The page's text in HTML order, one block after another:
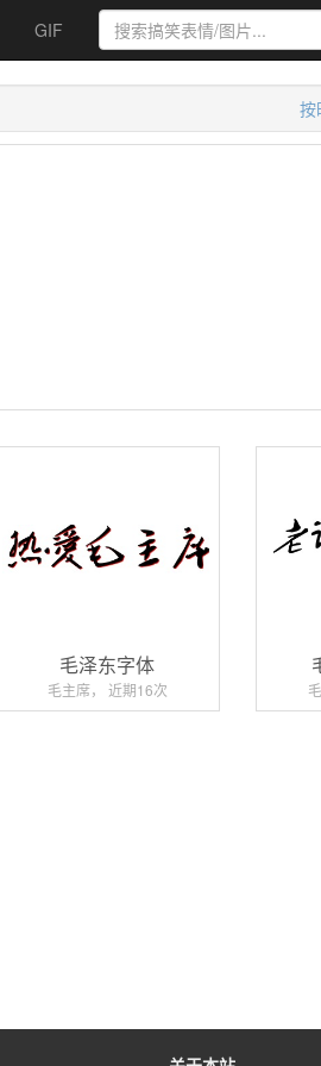
GIF
按
毛泽东字体
毛主席， 近期16次